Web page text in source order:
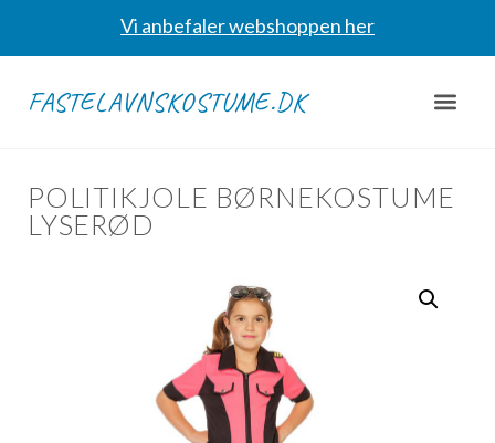
Vi anbefaler webshoppen her
FASTELAVNSKOSTUME.DK
POLITIKJOLE BØRNEKOSTUME
LYSERØD